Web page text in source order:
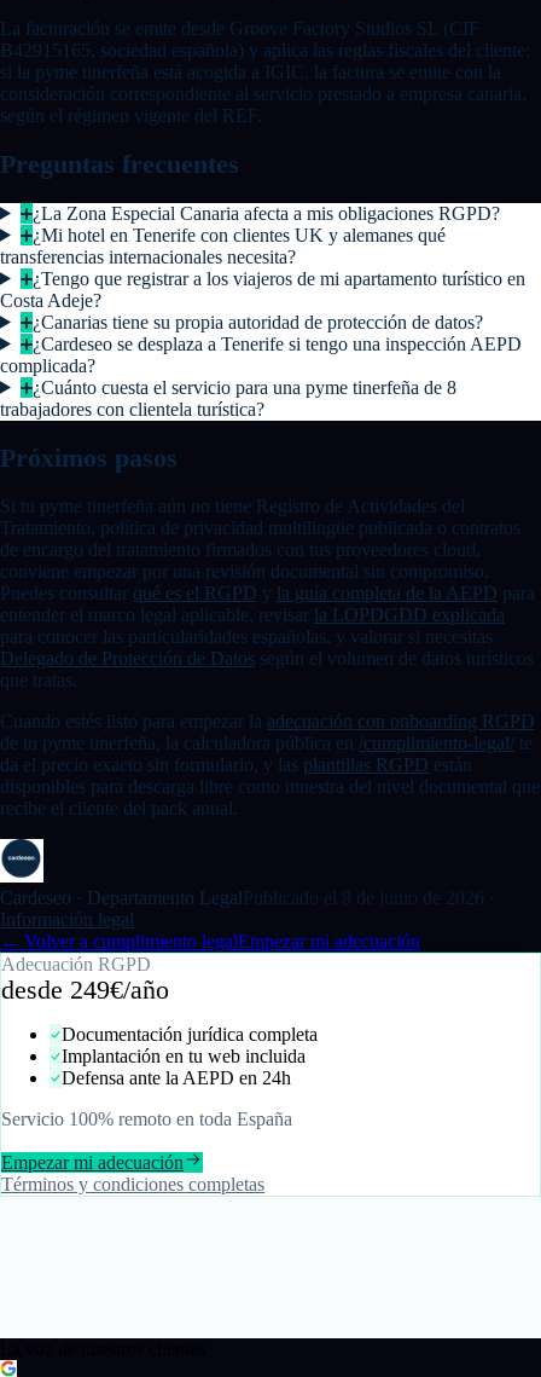
La facturación se emite desde Groove Factory Studios SL (CIF
B42915165, sociedad española) y aplica las reglas fiscales del cliente:
si la pyme tinerfeña está acogida a IGIC, la factura se emite con la
consideración correspondiente al servicio prestado a empresa canaria,
según el régimen vigente del REF.
Preguntas frecuentes
¿La Zona Especial Canaria afecta a mis obligaciones RGPD?
¿Mi hotel en Tenerife con clientes UK y alemanes qué
transferencias internacionales necesita?
¿Tengo que registrar a los viajeros de mi apartamento turístico en
Costa Adeje?
¿Canarias tiene su propia autoridad de protección de datos?
¿Cardeseo se desplaza a Tenerife si tengo una inspección AEPD
complicada?
¿Cuánto cuesta el servicio para una pyme tinerfeña de 8
trabajadores con clientela turística?
Próximos pasos
Si tu pyme tinerfeña aún no tiene Registro de Actividades del
Tratamiento, política de privacidad multilingüe publicada o contratos
de encargo del tratamiento firmados con tus proveedores cloud,
conviene empezar por una revisión documental sin compromiso.
Puedes consultar qué es el RGPD y la guía completa de la AEPD para
entender el marco legal aplicable, revisar la LOPDGDD explicada
para conocer las particularidades españolas, y valorar si necesitas
Delegado de Protección de Datos según el volumen de datos turísticos
que tratas.
Cuando estés listo para empezar la adecuación con onboarding RGPD
de tu pyme tinerfeña, la calculadora pública en /cumplimiento-legal/ te
da el precio exacto sin formulario, y las plantillas RGPD están
disponibles para descarga libre como muestra del nivel documental que
recibe el cliente del pack anual.
Cardeseo · Departamento LegalPublicado el 8 de junio de 2026 ·
Información legal
← Volver a cumplimiento legalEmpezar mi adecuación
Adecuación RGPD
desde 249€/año
Documentación jurídica completa
Implantación en tu web incluida
Defensa ante la AEPD en 24h
Servicio 100% remoto en toda España
Empezar mi adecuación
Términos y condiciones completas